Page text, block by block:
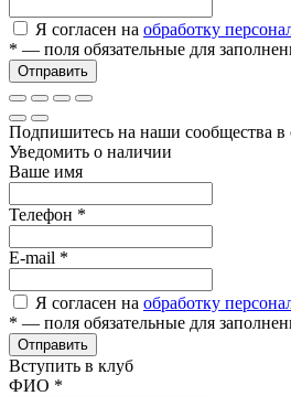
Я согласен на обработку
* — поля обязательные для
Отправить
Подпишитесь на наши сообщества в
Уведомить о наличии
Ваше имя
Телефон *
E-mail *
Я согласен на обработку
* — поля обязательные для
Отправить
Вступить в клуб
ФИО *